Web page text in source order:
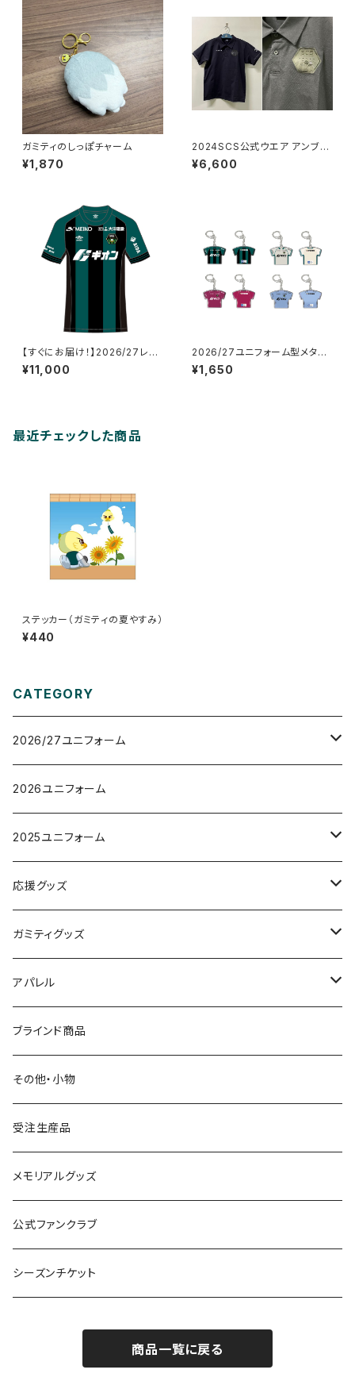
ガミティのしっぽチャーム
¥1,870
2024SCS公式ウエア アンブ
ロ ポロシャツ
¥6,600
【すぐにお届け！】2026/27レプ
リカユニフォーム_FP/1st_ネー
ム&ナンバーなし
¥11,000
2026/27ユニフォーム型メタル
キーホルダー
¥1,650
最近チェックした商品
ステッカー（ガミティの夏やすみ）
¥440
CATEGORY
2026/27ユニフォーム
オーセンティックユニフォーム
レプリカユニフォーム
2026ユニフォーム
2025ユニフォーム
オーセンティックユニフォーム
レプリカユニフォーム
応援グッズ
タオルマフラー
フラッグ
その他
ガミティグッズ
ガミぐるみ
タオル
Tシャツ
ガミティ勤続10周年グッズ
その他
アパレル
クラブオフィシャルウェア
S.（エスドット）
Tシャツ
アウター
UMBRO
ブラインド商品
その他・小物
受注生産品
メモリアルグッズ
公式ファンクラブ
シーズンチケット
商品一覧に戻る